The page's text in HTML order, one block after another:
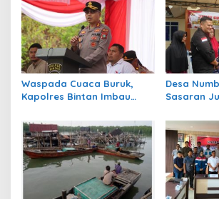
i
p
o
s
Waspada Cuaca Buruk,
Kapolres Bintan Imbau
Desa
Sasaran
Aspirasi
Bagikan